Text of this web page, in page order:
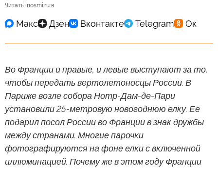
Читать inosmi.ru в
Во Франции и правые, и левые выступают за то,
чтобы передать вертолетоносцы России. В
Париже возле собора Нотр-Дам-де-Пари
установили 25-метровую новогоднюю елку. Ее
подарил посол России во Франции в знак дружбы
между странами. Многие парочки
фотографируются на фоне елки с включенной
иллюминацией. Почему же в этом году Франции